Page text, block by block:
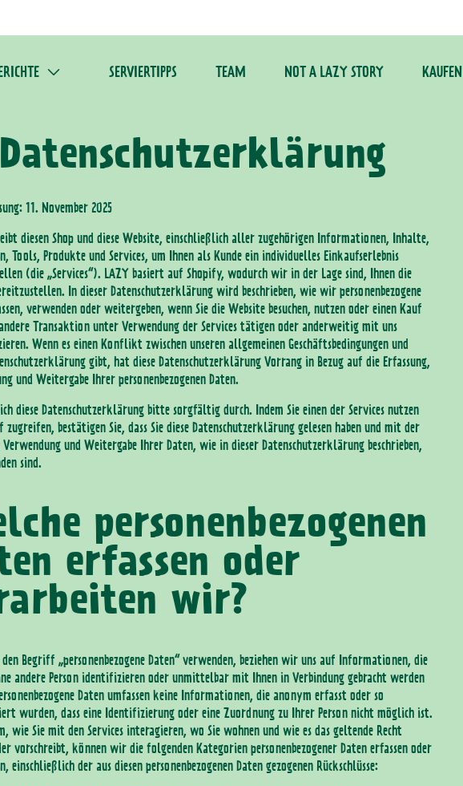
SERVIERTIPPS TEAM NOT A LAZY STORY KAUFEN
Datenschutzerklärung
11. November 2025
diesen Shop und diese Website, einschließlich aller zugehörigen Informationen, Inhalte,
Tools, Produkte und Services, um Ihnen als Kunde ein individuelles Einkaufserlebnis
(die „Services“). LAZY basiert auf Shopify, wodurch wir in der Lage sind, Ihnen die
In dieser Datenschutzerklärung wird beschrieben, wie wir personenbezogene
verwenden oder weitergeben, wenn Sie die Website besuchen, nutzen oder einen Kauf
Transaktion unter Verwendung der Services tätigen oder anderweitig mit uns
Wenn es einen Konflikt zwischen unseren allgemeinen Geschäftsbedingungen und
gibt, hat diese Datenschutzerklärung Vorrang in Bezug auf die Erfassung,
und Weitergabe Ihrer personenbezogenen Daten.
diese Datenschutzerklärung bitte sorgfältig durch. Indem Sie einen der Services nutzen
zugreifen, bestätigen Sie, dass Sie diese Datenschutzerklärung gelesen haben und mit der
Verwendung und Weitergabe Ihrer Daten, wie in dieser Datenschutzerklärung beschrieben,
sind.
personenbezogenen
erfassen oder
wir?
Begriff „personenbezogene Daten“ verwenden, beziehen wir uns auf Informationen, die
andere Person identifizieren oder unmittelbar mit Ihnen in Verbindung gebracht werden
Daten umfassen keine Informationen, die anonym erfasst oder so
wurden, dass eine Identifizierung oder eine Zuordnung zu Ihrer Person nicht möglich ist.
wie Sie mit den Services interagieren, wo Sie wohnen und wie es das geltende Recht
vorschreibt, können wir die folgenden Kategorien personenbezogener Daten erfassen oder
einschließlich der aus diesen personenbezogenen Daten gezogenen Rückschlüsse: